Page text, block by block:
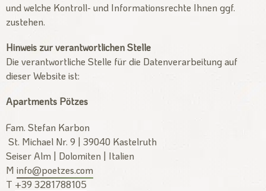
und welche Kontroll- und Informationsrechte Ihnen ggf.
zustehen.
Hinweis zur verantwortlichen Stelle
Die verantwortliche Stelle für die Datenverarbeitung auf
dieser Website ist:
Apartments Pötzes
Fam. Stefan Karbon
St. Michael Nr. 9 | 39040 Kastelruth
Seiser Alm | Dolomiten | Italien
M info@poetzes.com
T +39 3281788105